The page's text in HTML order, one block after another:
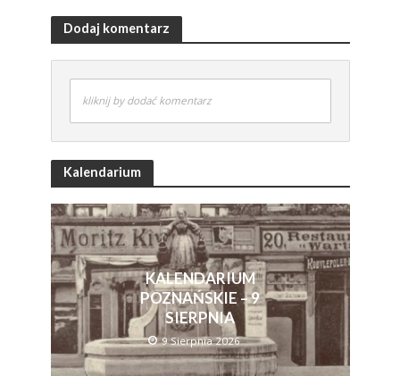
Dodaj komentarz
kliknij by dodać komentarz
Kalendarium
KALENDARIUM
POZNAŃSKIE – 9
SIERPNIA
9 Sierpnia 2026